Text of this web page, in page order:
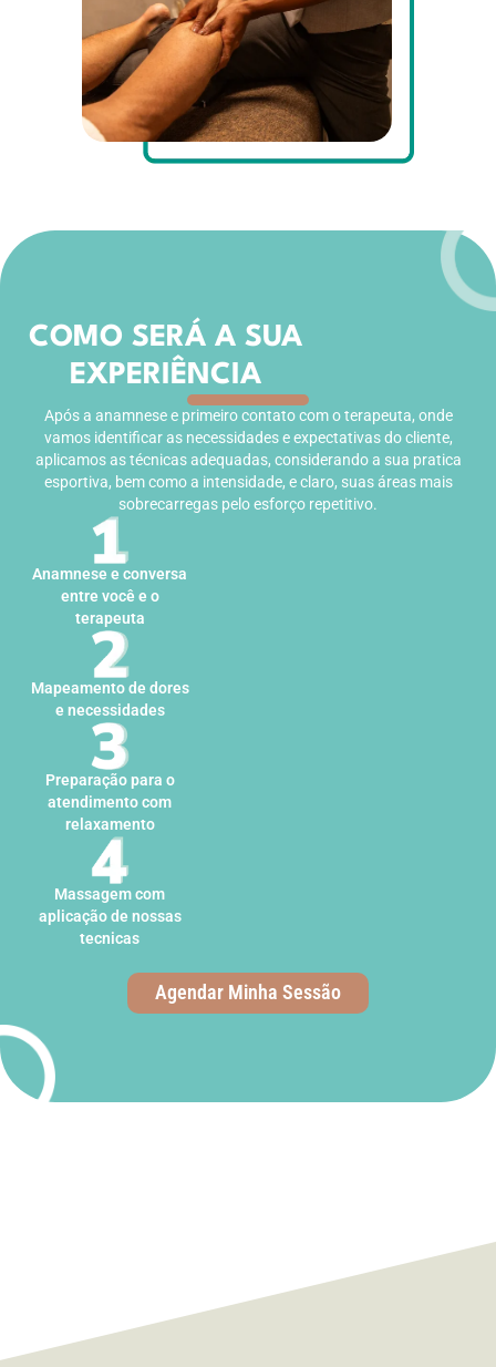
COMO SERÁ A SUA
EXPERIÊNCIA
Após a anamnese e primeiro contato com o terapeuta, onde
vamos identificar as necessidades e expectativas do cliente,
aplicamos as técnicas adequadas, considerando a sua pratica
esportiva, bem como a intensidade, e claro, suas áreas mais
sobrecarregas pelo esforço repetitivo.
Anamnese e conversa
entre você e o
terapeuta
Mapeamento de dores
e necessidades
Preparação para o
atendimento com
relaxamento
Massagem com
aplicação de nossas
tecnicas
Agendar Minha Sessão